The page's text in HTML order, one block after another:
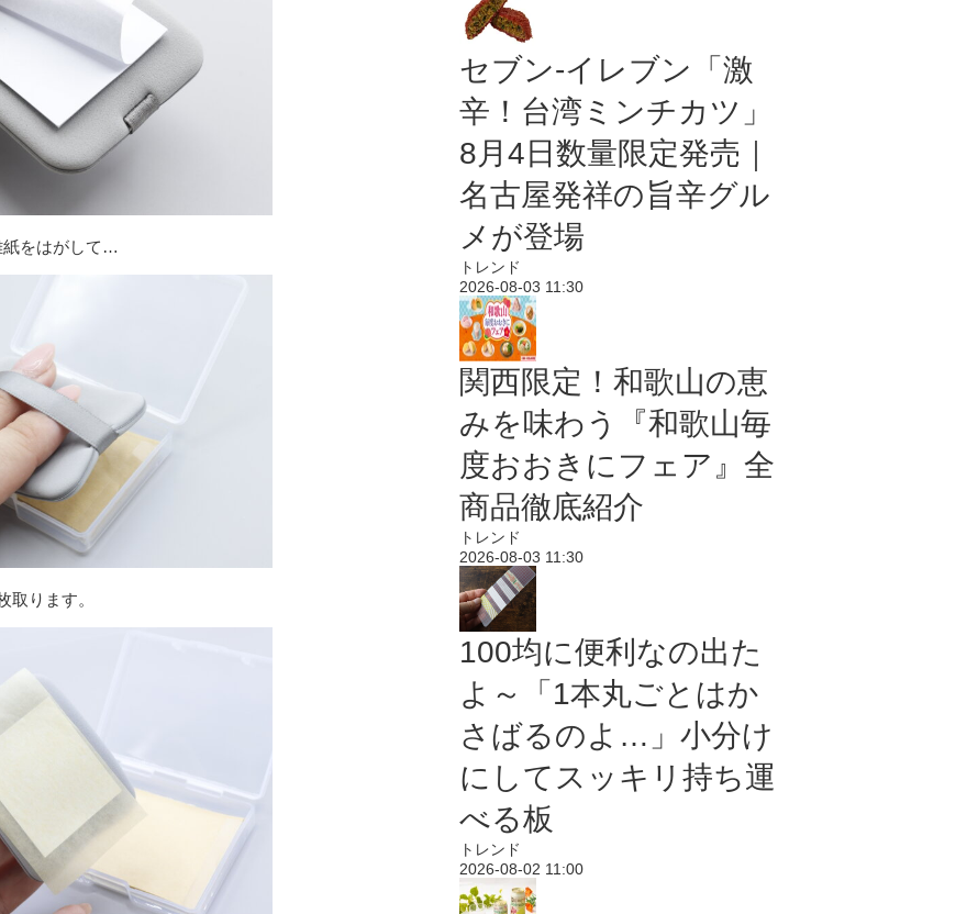
紙をはがして…
取ります。
セブン-イレブン「激
辛！台湾ミンチカツ」
8月4日数量限定発売｜
名古屋発祥の旨辛グル
メが登場
トレンド
2026-08-03 11:30
関西限定！和歌山の恵
みを味わう『和歌山毎
度おおきにフェア』全
商品徹底紹介
トレンド
2026-08-03 11:30
100均に便利なの出た
よ～「1本丸ごとはか
さばるのよ…」小分け
にしてスッキリ持ち運
べる板
トレンド
2026-08-02 11:00